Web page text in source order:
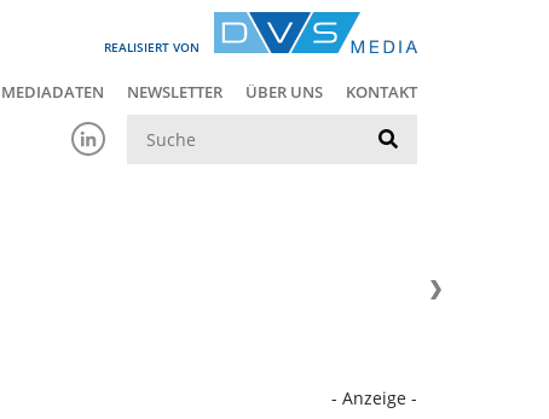
REALISIERT VON
MEDIADATEN NEWSLETTER ÜBER UNS KONTAKT
- Anzeige -